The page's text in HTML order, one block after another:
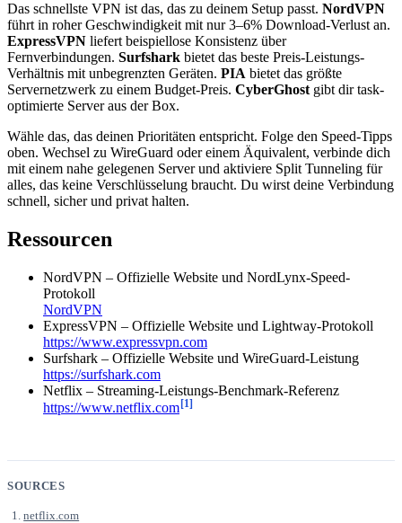
Das schnellste VPN ist das, das zu deinem Setup passt. NordVPN
führt in roher Geschwindigkeit mit nur 3–6% Download-Verlust an.
ExpressVPN liefert beispiellose Konsistenz über
Fernverbindungen. Surfshark bietet das beste Preis-Leistungs-
Verhältnis mit unbegrenzten Geräten. PIA bietet das größte
Servernetzwerk zu einem Budget-Preis. CyberGhostgibt dir task-
optimierte Server aus der Box.
Wähle das, das deinen Prioritäten entspricht. Folge den Speed-Tipps
oben. Wechsel zu WireGuard oder einem Äquivalent, verbinde dich
mit einem nahe gelegenen Server und aktiviere Split Tunneling für
alles, das keine Verschlüsselung braucht. Du wirst deine Verbindung
schnell, sicher und privat halten.
Ressourcen
NordVPN – Offizielle Website und NordLynx-Speed-
Protokoll
NordVPN
ExpressVPN – Offizielle Website und Lightway-Protokoll
https://www.expressvpn.com
Surfshark – Offizielle Website und WireGuard-Leistung
https://surfshark.com
Netflix – Streaming-Leistungs-Benchmark-Referenz
https://www.netflix.com [1]
SOURCES
netflix.com